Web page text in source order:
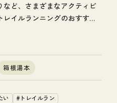
ど、さまざまなアクティビ
イルランニングのおすすめ
ランニング／ランニング専
ルズ！」を営む桑原慶さん。
箱根湯本
い #トレイルラン